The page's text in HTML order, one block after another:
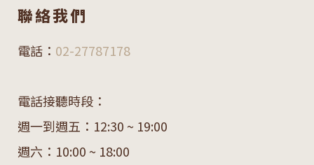
聯絡我們
電話： 02-27787178
電話接聽時段：
週一到週五：12:30 ~ 19:00
週六：10:00 ~ 18:00